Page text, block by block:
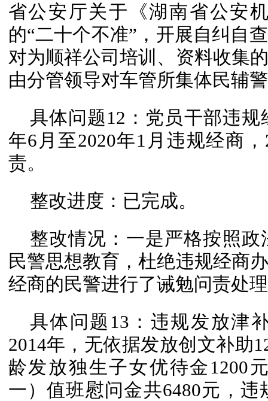
省公安厅关于《湖南省公安
的“二十个不准”，开展自纠自
对为顺祥公司培训、资料收集
由分管领导对车管所集体民辅
具体问题12：党员干部违
年6月至2020年1月违规经商
责。
整改进度：已完成。
整改情况：一是严格按照
民警思想教育，杜绝违规经商
经商的民警进行了诫勉问责处
具体问题13：违规发放津
2014年，无依据发放创文补助
龄发放独生子女优待金1200
一）值班慰问金共6480元，